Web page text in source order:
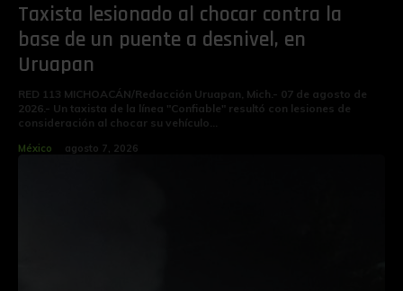
Taxista lesionado al chocar contra la
base de un puente a desnivel, en
Uruapan
RED 113 MICHOACÁN/Redacción Uruapan, Mich.- 07 de agosto de
2026.- Un taxista de la línea "Confiable" resultó con lesiones de
consideración al chocar su vehículo...
México agosto 7, 2026